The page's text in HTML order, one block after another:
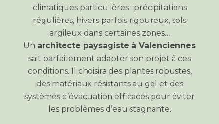
climatiques particulières : précipitations
régulières, hivers parfois rigoureux, sols
argileux dans certaines zones…
Un architecte paysagiste à Valenciennes
sait parfaitement adapter son projet à ces
conditions. Il choisira des plantes robustes,
des matériaux résistants au gel et des
systèmes d’évacuation efficaces pour éviter
les problèmes d’eau stagnante.